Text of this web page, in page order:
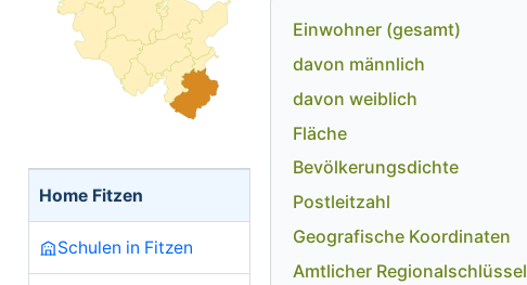
Home Fitzen
Schulen in Fitzen
Einwohner (gesamt)
davon männlich
davon weiblich
Fläche
Bevölkerungsdichte
Postleitzahl
Geografische Koordinaten
Amtlicher Regionalschlüssel